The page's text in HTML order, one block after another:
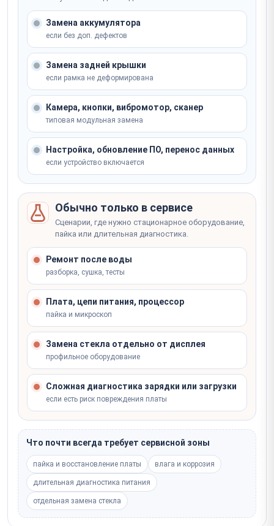
Записаться
Не уверены, что сломалось? Мастер определит на
месте
Ремонт модуля GPS/GLONASS/Galileo
Ремонт GPS-модуля
от 2 часов
от 3 500 ₽
Не уверены, что сломалось? Мастер определит на
месте
Записаться
от 2 500 ₽
Не уверены, что сломалось? Мастер определит на
месте
Записаться
Замена аккумулятора
если без доп. дефектов
Замена задней крышки
если рамка не деформирована
Камера, кнопки, вибромотор, сканер
типовая модульная замена
Настройка, обновление ПО, перенос данных
если устройство включается
Обычно только в сервисе
Сценарии, где нужно стационарное оборудование,
пайка или длительная диагностика.
Ремонт после воды
разборка, сушка, тесты
Плата, цепи питания, процессор
пайка и микроскоп
Замена стекла отдельно от дисплея
профильное оборудование
Сложная диагностика зарядки или загрузки
если есть риск повреждения платы
Что почти всегда требует сервисной зоны
пайка и восстановление платы влага и коррозия
длительная диагностика питания
отдельная замена стекла